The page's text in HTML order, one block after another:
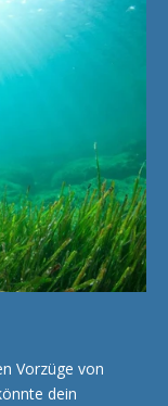
Vorzüge von
dein